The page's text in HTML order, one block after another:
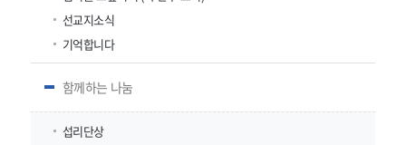
선교지소식
기억합니다
함께하는 나눔
섭리단상